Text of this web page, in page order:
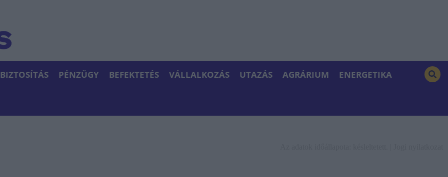
BIZTOSÍTÁS PÉNZÜGY BEFEKTETÉS VÁLLALKOZÁS UTAZÁS AGRÁRIUM ENERGETIKA